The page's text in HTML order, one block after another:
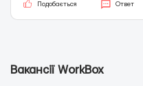
Подобається Ответ
Вакансії WorkBox